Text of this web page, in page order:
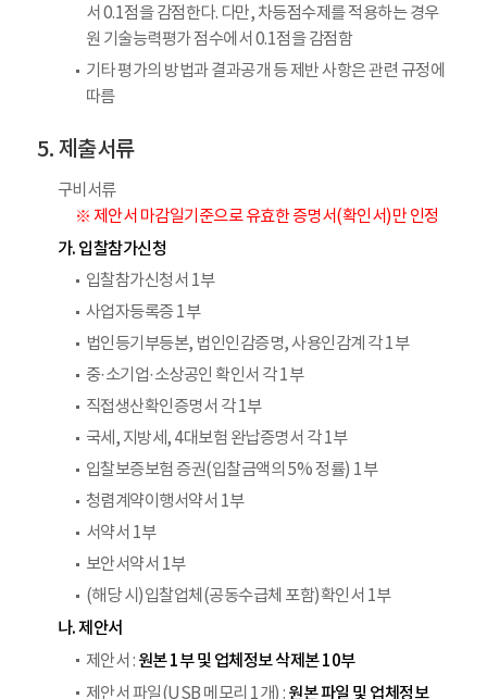
서 0.1점을 감점한다. 다만, 차등점수제를 적용하는 경우
원 기술능력평가 점수에서 0.1점을 감점함
기타 평가의 방법과 결과공개 등 제반 사항은 관련 규정에
따름
제출서류
구비서류
※ 제안서 마감일기준으로 유효한 증명서(확인서)만 인정
가. 입찰참가신청
입찰참가신청서 1부
사업자등록증 1부
법인등기부등본, 법인인감증명, 사용인감계 각 1부
중·소기업·소상공인 확인서 각 1부
직접생산확인증명서 각 1부
국세, 지방세, 4대보험 완납증명서 각 1부
입찰보증보험 증권(입찰금액의 5% 정률) 1부
청렴계약이행서약서 1부
서약서 1부
보안서약서 1부
(해당 시)입찰업체(공동수급체 포함)확인서 1부
나. 제안서
제안서 : 원본 1부 및 업체정보 삭제본 10부
제안서 파일(USB 메모리 1개) : 원본 파일 및 업체정보